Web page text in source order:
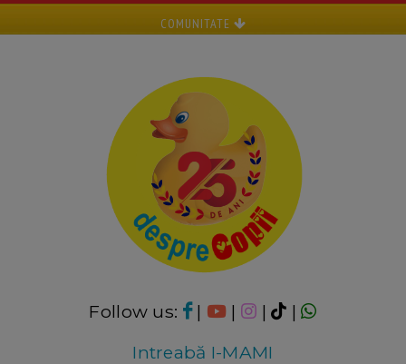
COMUNITATE
Follow us: | | |
|
Intreabă I-MAMI